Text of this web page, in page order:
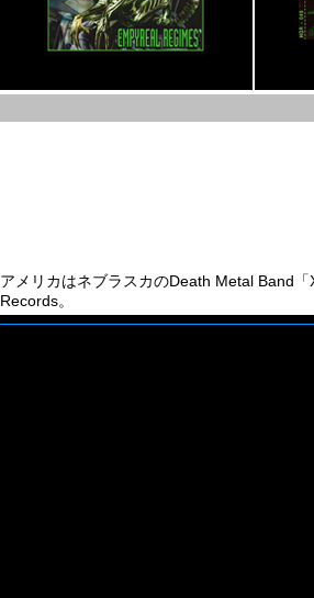
アメリカはネブラスカのDeath Metal Band
Records。